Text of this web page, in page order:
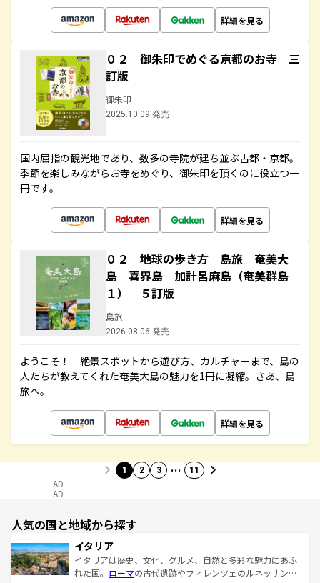
詳細を見る
０２ 御朱印でめぐる京都のお寺 三
訂版
御朱印
2025.10.09 発売
国内屈指の観光地であり、数多の寺院が建ち並ぶ古都・京都。
季節を楽しみながらお寺をめぐり、御朱印を頂くのに役立つ一
冊です。
詳細を見る
０２ 地球の歩き方 島旅 奄美大
島 喜界島 加計呂麻島（奄美群島
１） ５訂版
島旅
2026.08.06 発売
ようこそ！ 絶景スポットから遊び方、カルチャーまで、島の
人たちが教えてくれた奄美大島の魅力を1冊に凝縮。さあ、島
旅へ。
詳細を見る
1 2 3 … 11
AD
AD
人気の国と地域から探す
イタリア
イタリアは歴史、文化、グルメ、自然と多彩な魅力にあふ
れた国。 ローマの古代遺跡やフィレンツェのルネッサンス